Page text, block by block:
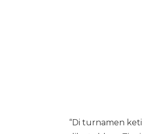
“Di turnamen